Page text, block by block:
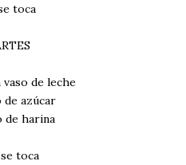
toca
vaso de leche
de azúcar
de harina
toca